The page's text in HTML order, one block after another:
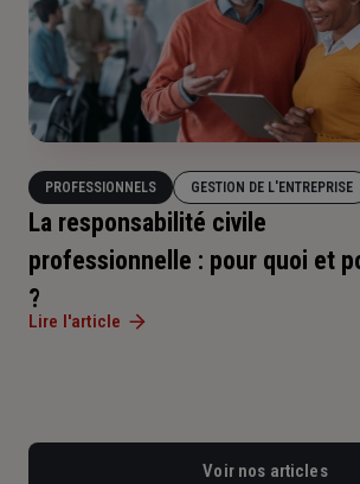
PROFESSIONNELS GESTION DE L'ENTREPRISE
La responsabilité civile
professionnelle : pour quoi et
?
Lire l'article
Voir nos articles